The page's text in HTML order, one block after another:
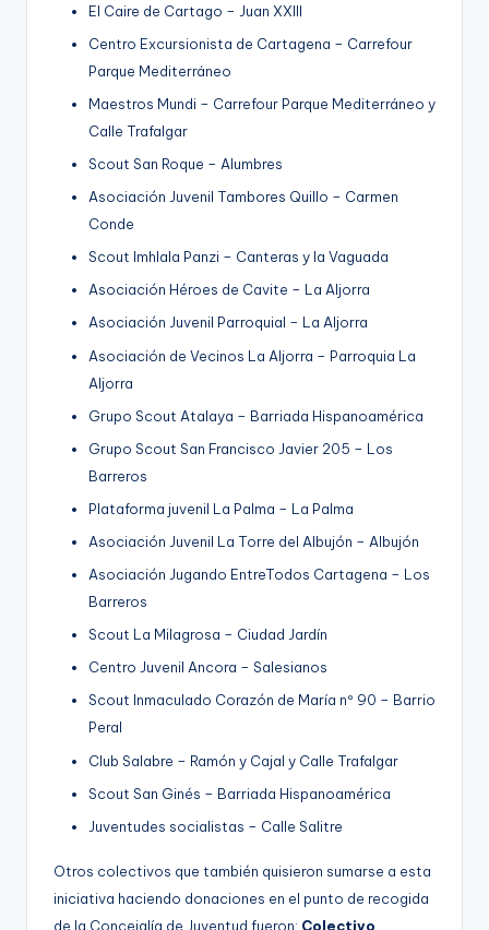
El Caire de Cartago – Juan XXIII
Centro Excursionista de Cartagena – Carrefour
Parque Mediterráneo
Maestros Mundi – Carrefour Parque Mediterráneo y
Calle Trafalgar
Scout San Roque – Alumbres
Asociación Juvenil Tambores Quillo – Carmen
Conde
Scout Imhlala Panzi – Canteras y la Vaguada
Asociación Héroes de Cavite – La Aljorra
Asociación Juvenil Parroquial – La Aljorra
Asociación de Vecinos La Aljorra – Parroquia La
Aljorra
Grupo Scout Atalaya – Barriada Hispanoamérica
Grupo Scout San Francisco Javier 205 – Los
Barreros
Plataforma juvenil La Palma – La Palma
Asociación Juvenil La Torre del Albujón – Albujón
Asociación Jugando EntreTodos Cartagena – Los
Barreros
Scout La Milagrosa – Ciudad Jardín
Centro Juvenil Ancora – Salesianos
Scout Inmaculado Corazón de María nº 90 – Barrio
Peral
Club Salabre – Ramón y Cajal y Calle Trafalgar
Scout San Ginés – Barriada Hispanoamérica
Juventudes socialistas – Calle Salitre
Otros colectivos que también quisieron sumarse a esta
iniciativa haciendo donaciones en el punto de recogida
de la Concejalía de Juventud fueron: Colectivo